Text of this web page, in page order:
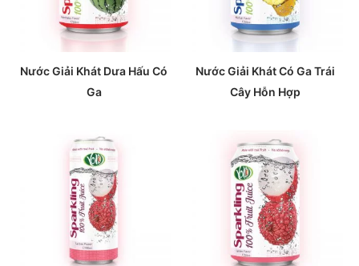
Nước Giải Khát Dưa Hấu Có
Ga
Nước Giải Khát Có Ga Trái
Cây Hỗn Hợp